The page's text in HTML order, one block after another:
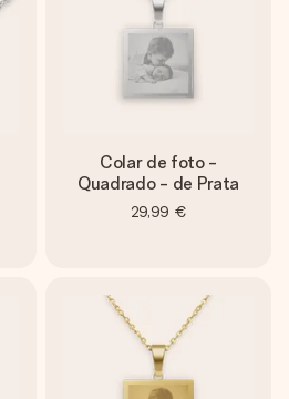
Colar de foto -
Quadrado - de Prata
29,99 €